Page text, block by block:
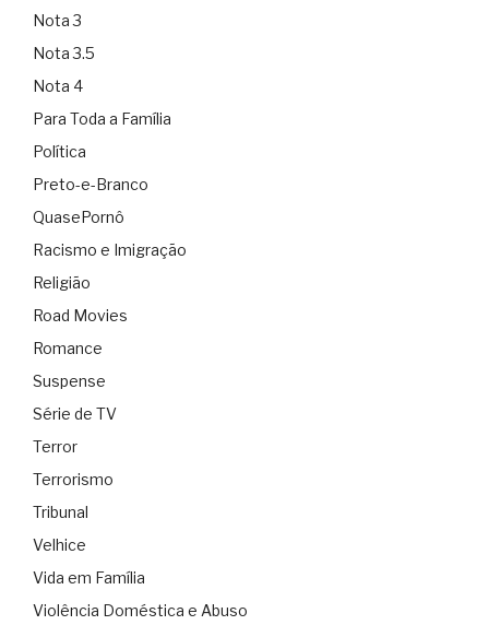
Nota 3
Nota 3.5
Nota 4
Para Toda a Família
Política
Preto-e-Branco
QuasePornô
Racismo e Imigração
Religião
Road Movies
Romance
Suspense
Série de TV
Terror
Terrorismo
Tribunal
Velhice
Vida em Família
Violência Doméstica e Abuso